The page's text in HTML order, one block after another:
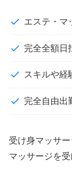
エステ・マ
完全全額日
スキルや経
完全自由出
受け身マッサ
マッサージを受